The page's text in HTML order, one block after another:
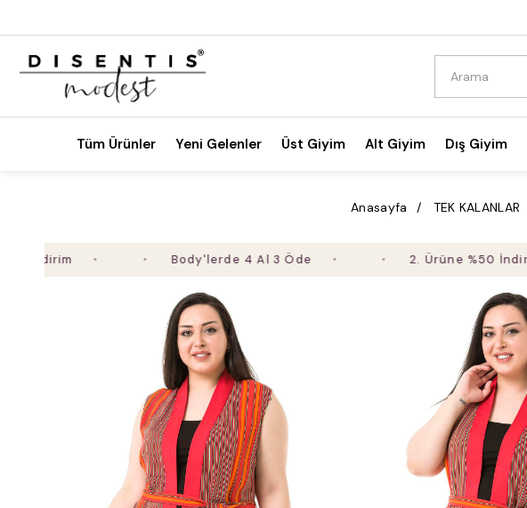
Tüm Ürünler Yeni Gelenler Üst Giyim Alt Giyim Dış Giyim
Anasayfa TEK KALANLAR
Body'lerde 4 Al 3 Öde 2. Ürüne %50 İndirim